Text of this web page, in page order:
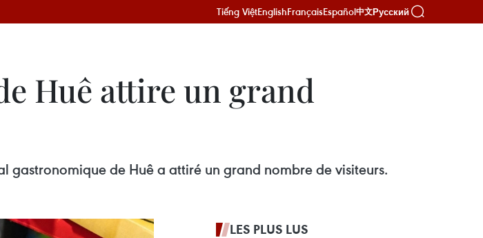
Tiếng ViệtEnglishFrançaisEspañol中文Русский
Huê attire un grand
gastronomique de Huê a attiré un grand nombre de visiteurs.
LES PLUS LUS